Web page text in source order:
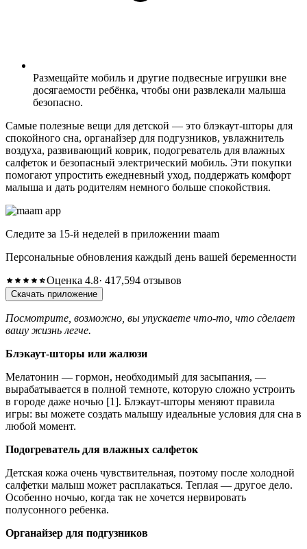
Размещайте мобиль и другие подвесные игрушки вне
досягаемости ребёнка, чтобы они развлекали малыша
безопасно.
Самые полезные вещи для детской — это блэкаут-шторы для
спокойного сна, органайзер для подгузников, увлажнитель
воздуха, развивающий коврик, подогреватель для влажных
салфеток и безопасный электрический мобиль. Эти покупки
помогают упростить ежедневный уход, поддержать комфорт
малыша и дать родителям немного больше спокойствия.
Следите за 15-й неделей в приложении maam
Персональные обновления каждый день вашей беременности
Оценка 4.8· 417,594 отзывов
Скачать приложение
Посмотрите, возможно, вы упускаете что-то, что сделает
вашу жизнь легче.
Блэкаут-шторы или жалюзи
Мелатонин — гормон, необходимый для засыпания, —
вырабатывается в полной темноте, которую сложно устроить
в городе даже ночью [1]. Блэкаут-шторы меняют правила
игры: вы можете создать малышу идеальные условия для сна в
любой момент.
Подогреватель для влажных салфеток
Детская кожа очень чувствительная, поэтому после холодной
салфетки малыш может расплакаться. Теплая — другое дело.
Особенно ночью, когда так не хочется нервировать
полусонного ребенка.
Органайзер для подгузников